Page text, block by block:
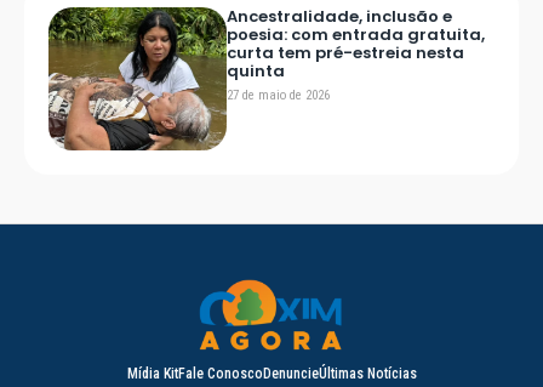
Ancestralidade, inclusão e
poesia: com entrada gratuita,
curta tem pré-estreia nesta
quinta
27 de maio de 2026
Mídia KitFale Conosco DenuncieÚltimas Notícias